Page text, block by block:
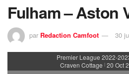
Fulham – Aston
par Redaction Camfoot 30
Premier League 2022-
Craven Cottage | 20 Oct